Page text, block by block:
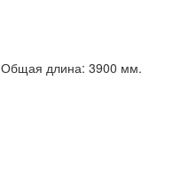
Общая длина: 3900 мм.